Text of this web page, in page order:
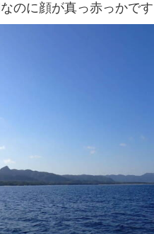
のに顔が真っ赤っかで